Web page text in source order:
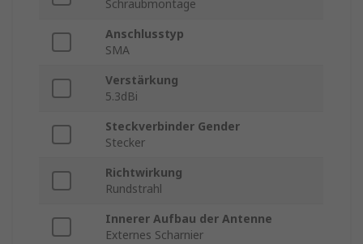
Schraubmontage
Anschlusstyp
SMA
Verstärkung
5.3dBi
Steckverbinder Gender
Stecker
Richtwirkung
Rundstrahl
Innerer Aufbau der Antenne
Externes Scharnier